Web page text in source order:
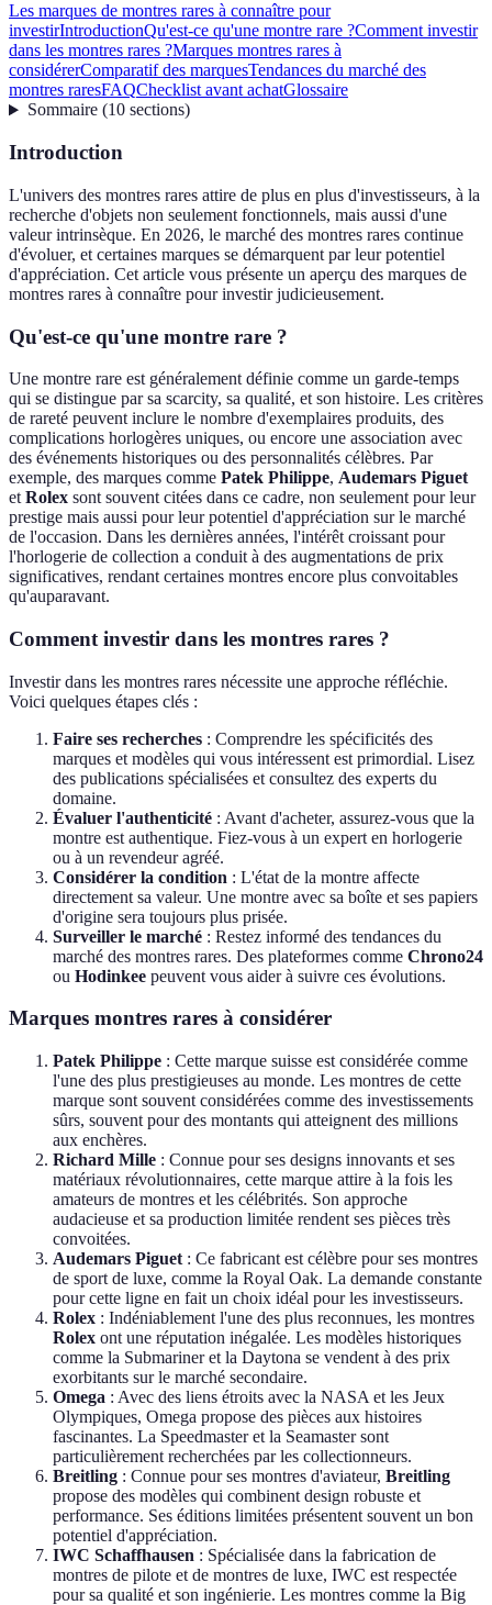
Les marques de montres rares à connaître pour
investirIntroductionQu'est-ce qu'une montre rare ?Comment investir
dans les montres rares ?Marques montres rares à
considérerComparatif des marquesTendances du marché des
montres raresFAQChecklist avant achatGlossaire
Sommaire(10 sections)
Introduction
L'univers des montres rares attire de plus en plus d'investisseurs, à la
recherche d'objets non seulement fonctionnels, mais aussi d'une
valeur intrinsèque. En 2026, le marché des montres rares continue
d'évoluer, et certaines marques se démarquent par leur potentiel
d'appréciation. Cet article vous présente un aperçu des marques de
montres rares à connaître pour investir judicieusement.
Qu'est-ce qu'une montre rare ?
Une montre rare est généralement définie comme un garde-temps
qui se distingue par sa scarcity, sa qualité, et son histoire. Les critères
de rareté peuvent inclure le nombre d'exemplaires produits, des
complications horlogères uniques, ou encore une association avec
des événements historiques ou des personnalités célèbres. Par
exemple, des marques comme Patek Philippe, Audemars Piguet
et Rolex sont souvent citées dans ce cadre, non seulement pour leur
prestige mais aussi pour leur potentiel d'appréciation sur le marché
de l'occasion. Dans les dernières années, l'intérêt croissant pour
l'horlogerie de collection a conduit à des augmentations de prix
significatives, rendant certaines montres encore plus convoitables
qu'auparavant.
Comment investir dans les montres rares ?
Investir dans les montres rares nécessite une approche réfléchie.
Voici quelques étapes clés :
Faire ses recherches : Comprendre les spécificités des
marques et modèles qui vous intéressent est primordial. Lisez
des publications spécialisées et consultez des experts du
domaine.
Évaluer l'authenticité : Avant d'acheter, assurez-vous que la
montre est authentique. Fiez-vous à un expert en horlogerie
ou à un revendeur agréé.
Considérer la condition : L'état de la montre affecte
directement sa valeur. Une montre avec sa boîte et ses papiers
d'origine sera toujours plus prisée.
Surveiller le marché : Restez informé des tendances du
marché des montres rares. Des plateformes comme Chrono24
ou Hodinkee peuvent vous aider à suivre ces évolutions.
Marques montres rares à considérer
Patek Philippe : Cette marque suisse est considérée comme
l'une des plus prestigieuses au monde. Les montres de cette
marque sont souvent considérées comme des investissements
sûrs, souvent pour des montants qui atteignent des millions
aux enchères.
Richard Mille : Connue pour ses designs innovants et ses
matériaux révolutionnaires, cette marque attire à la fois les
amateurs de montres et les célébrités. Son approche
audacieuse et sa production limitée rendent ses pièces très
convoitées.
Audemars Piguet : Ce fabricant est célèbre pour ses montres
de sport de luxe, comme la Royal Oak. La demande constante
pour cette ligne en fait un choix idéal pour les investisseurs.
Rolex : Indéniablement l'une des plus reconnues, les montres
Rolex ont une réputation inégalée. Les modèles historiques
comme la Submariner et la Daytona se vendent à des prix
exorbitants sur le marché secondaire.
Omega : Avec des liens étroits avec la NASA et les Jeux
Olympiques, Omega propose des pièces aux histoires
fascinantes. La Speedmaster et la Seamaster sont
particulièrement recherchées par les collectionneurs.
Breitling : Connue pour ses montres d'aviateur, Breitling
propose des modèles qui combinent design robuste et
performance. Ses éditions limitées présentent souvent un bon
potentiel d'appréciation.
IWC Schaffhausen : Spécialisée dans la fabrication de
montres de pilote et de montres de luxe, IWC est respectée
pour sa qualité et son ingénierie. Les montres comme la Big